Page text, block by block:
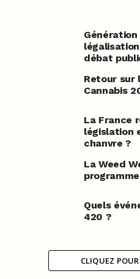
débat
Retour sur
Cannabis
La France
législation
chanvre ?
La Weed
Quels
420 ?
CLIQUEZ